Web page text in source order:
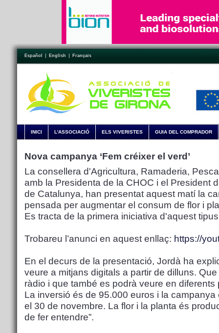
Español English Français
INICI L'ASSOCIACIÓ ELS VIVERISTES GUIA DEL COMPRADOR
Nova campanya ‘Fem créixer el verd’
La consellera d'Agricultura, Ramaderia,
amb la Presidenta de la CHOC i el President
de Catalunya, han presentat aquest matí la
pensada per augmentar el consum de flor i
Es tracta de la primera iniciativa d'aquest
Trobareu l’anunci en aquest enllaç: https://
En el decurs de la presentació, Jordà ha
veure a mitjans digitals a partir de dilluns.
ràdio i que també es podrà veure en
La inversió és de 95.000 euros i la
el 30 de novembre. La flor i la planta és
de fer entendre”.